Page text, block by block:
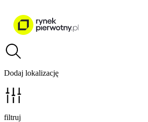
Dodaj lokalizację
filtruj